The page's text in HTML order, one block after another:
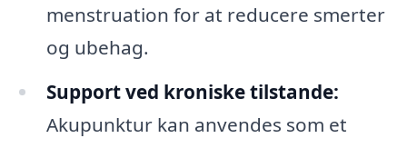
menstruation for at reducere smerter
og ubehag.
Support ved kroniske tilstande:
Akupunktur kan anvendes som et